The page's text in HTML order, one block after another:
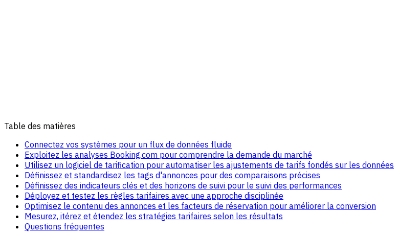
Table des matières
Connectez vos systèmes pour un flux de données fluide
Exploitez les analyses Booking.com pour comprendre la demande du marché
Utilisez un logiciel de tarification pour automatiser les ajustements de tarifs fondés sur les données
Définissez et standardisez les tags d'annonces pour des comparaisons précises
Définissez des indicateurs clés et des horizons de suivi pour le suivi des performances
Déployez et testez les règles tarifaires avec une approche disciplinée
Optimisez le contenu des annonces et les facteurs de réservation pour améliorer la conversion
Mesurez, itérez et étendez les stratégies tarifaires selon les résultats
Questions fréquentes